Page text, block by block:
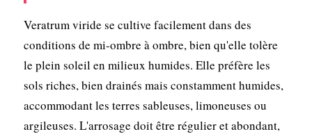
Veratrum viride se cultive facilement dans des
conditions de mi-ombre à ombre, bien qu'elle tolère
le plein soleil en milieux humides. Elle préfère les
sols riches, bien drainés mais constamment humides,
accommodant les terres sableuses, limoneuses ou
argileuses. L'arrosage doit être régulier et abondant,